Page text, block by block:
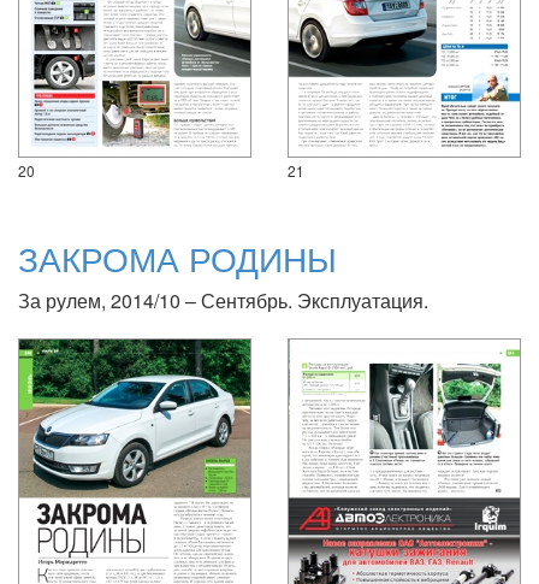
20 21
ЗАКРОМА РОДИНЫ
За рулем, 2014/10 – Сентябрь. Эксплуатация.